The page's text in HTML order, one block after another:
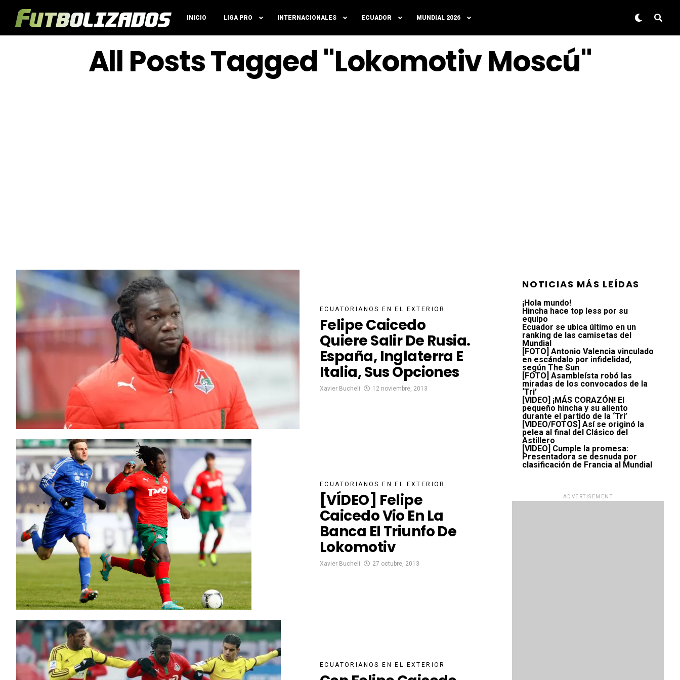
INICIO LIGA PRO INTERNACIONALES ECUADOR MUNDIAL 2026
All Posts Tagged "Lokomotiv Moscú"
ECUATORIANOS EN EL EXTERIOR
Felipe Caicedo
Quiere Salir De Rusia.
España, Inglaterra E
Italia, Sus Opciones
Xavier Bucheli 12 noviembre, 2013
ECUATORIANOS EN EL EXTERIOR
[VÍDEO] Felipe
Caicedo Vio En La
Banca El Triunfo De
Lokomotiv
Xavier Bucheli 27 octubre, 2013
ECUATORIANOS EN EL EXTERIOR
NOTICIAS MÁS LEÍDAS
¡Hola mundo!
Hincha hace top less por su
equipo
Ecuador se ubica último en un
ranking de las camisetas del
Mundial
[FOTO] Antonio Valencia vinculado
en escándalo por infidelidad,
según The Sun
[FOTO] Asambleísta robó las
miradas de los convocados de la
‘Tri’
[VIDEO] ¡MÁS CORAZÓN! El
pequeño hincha y su aliento
durante el partido de la ‘Tri’
[VIDEO/FOTOS] Así se originó la
pelea al final del Clásico del
Astillero
[VIDEO] Cumple la promesa:
Presentadora se desnuda por
clasificación de Francia al Mundial
ADVERTISEMENT